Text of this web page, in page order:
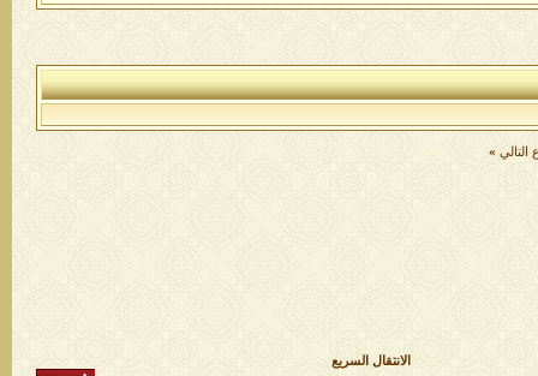
التالي »
الانتقال السريع